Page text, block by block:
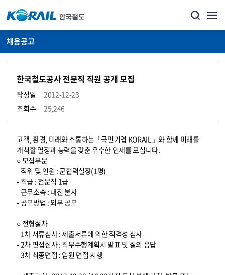
채용공고
한국철도공사 전문직 직원 공개 모집
작성일
2012-12-23
조회수
25,246
코레일소개_경영공시_채용공고 상세보기 – 내용, 파일, 담당자 연락처로 구성
고객, 환경, 미래와 소통하는「국민기업 KORAIL」와 함께 미래를
개척할 열정과 능력을 갖춘 우수한 인재를 모십니다.
○ 모집부문
- 직위 및 인원 : 군협력실장(1명)
- 직급 : 전문직 1급
- 근무소속 : 대전 본사
- 공모방법 : 외부 공모
○ 전형절차
- 1차 서류심사 : 제출서류에 의한 적격성 심사
- 2차 면접심사 : 직무수행계획서 발표 및 질의 응답
- 3차 최종면접 : 임원 면접 시행